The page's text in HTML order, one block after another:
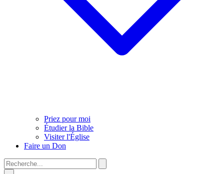
Priez pour moi
Étudier la Bible
Visiter l'Église
Faire un Don